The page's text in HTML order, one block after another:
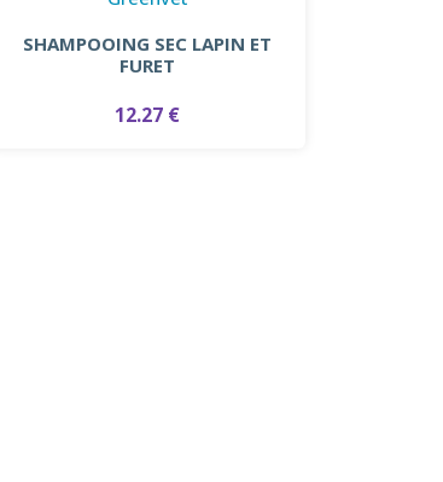
SHAMPOOING SEC LAPIN ET
FURET
12.27 €